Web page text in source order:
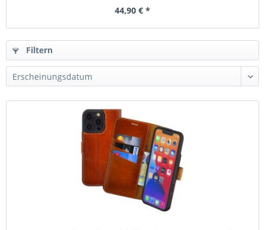
44,90 € *
Filtern